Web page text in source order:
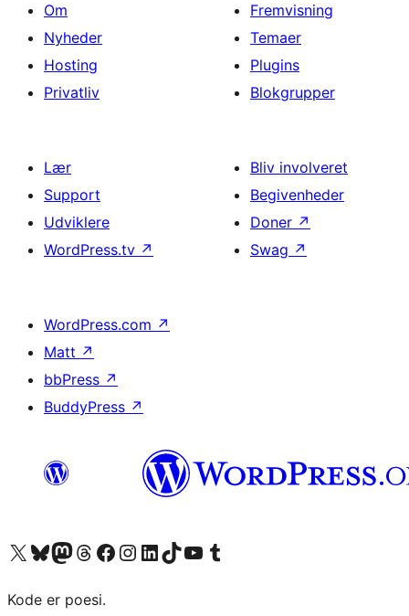
Om
Nyheder
Hosting
Privatliv
Fremvisning
Temaer
Plugins
Blokgrupper
Lær
Support
Udviklere
WordPress.tv ↗
Bliv involveret
Begivenheder
Doner ↗
Swag ↗
WordPress.com ↗
Matt ↗
bbPress ↗
BuddyPress ↗
Besøg vores X (tidligere Twitter) konto
Besøg vores Bluesky-konto
Besøg vores Mastodon konto
Besøg vores Threads-konto
Besøg vores Facebook sideBesøg vores Instagram konto
Besøg vores LinkedIn konto
Besøg vores TikTok-konto
Besøg vores YouTube-kanalBesøg vores Tumblr-konto
Kode er poesi.